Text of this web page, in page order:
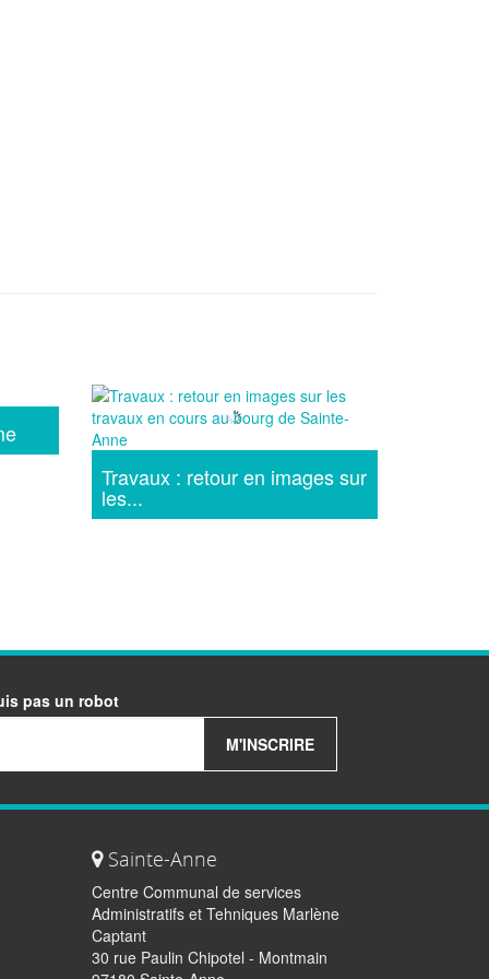
Travaux : retour en images sur
les...
pas un robot
M'INSCRIRE
Sainte-Anne
Centre Communal de services
Administratifs et Tehniques Marlène
Captant
30 rue Paulin Chipotel - Montmain